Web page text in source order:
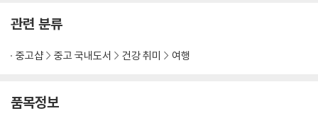
⑦주차장 이용하기
⑨차량 사고 및 범죄 대처 방법
관련 분류
중고샵 중고 국내도서 건강 취미 여행
품목정보